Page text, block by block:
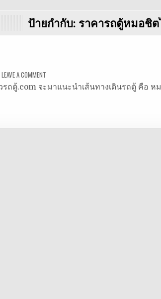
ป้ายกำกับ: ราคารถตู้หมอชิต
LEAVE A COMMENTON
ตู้
ถตู้.com จะมาแนะนำเส้นทางเดินรถตู้ คือ